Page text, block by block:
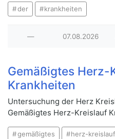
der krankheiten
— 07.08.2026
Gemäßigtes Herz-
Krankheiten
Untersuchung der Herz
Gemäßigtes Herz-Kreislauf
gemäßigtes herz-kreislauf